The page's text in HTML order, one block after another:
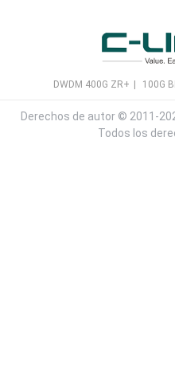
DWDM 400G ZR+ 100G
Derechos de autor © 2011-
Todos los